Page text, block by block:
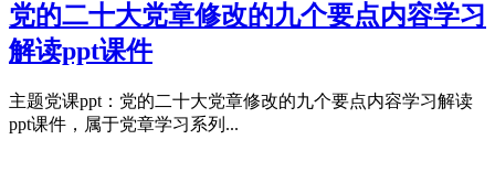
党的二十大党章修改的九个要点内容学习
解读ppt课件
主题党课ppt：党的二十大党章修改的九个要点内容学习解读
ppt课件，属于党章学习系列...